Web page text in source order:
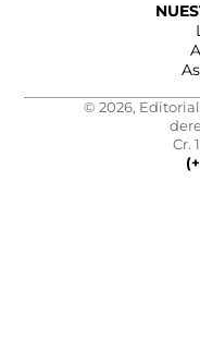
© 2026, Editorial
Cr.